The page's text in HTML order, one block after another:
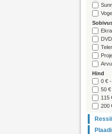
Hind
0 €
50
115
200